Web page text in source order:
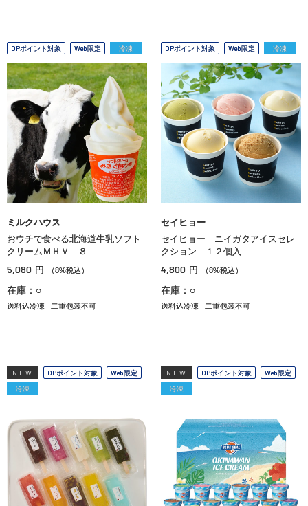
OPポイント対象 Web限定 冷凍
ミルクハウス
おウチで食べる北海道牛乳ソフト
クリームＭＨＶ―８
5,080 円 （8%税込）
在庫：○
送料込冷凍 二重包装不可
OPポイント対象 Web限定 冷凍
セイヒョー
セイヒョー ニイガタアイスセレ
クション １２個入
4,800 円 （8%税込）
在庫：○
送料込冷凍 二重包装不可
NEW OPポイント対象
Web限定
冷凍
NEW OPポイント対象
Web限定
冷凍